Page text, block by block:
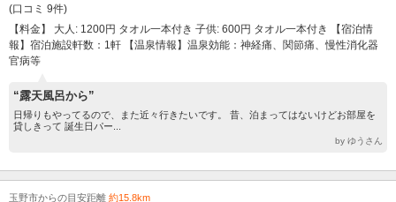
(口コミ 9件)
【料金】 大人: 1200円 タオル一本付き 子供: 600円 タオル一本付き 【宿泊情
報】宿泊施設軒数：1軒 【温泉情報】温泉効能：神経痛、関節痛、慢性消化器
官病等
“露天風呂から”
日帰りもやってるので、また近々行きたいです。 昔、泊まってはないけどお部屋を
貸しきって 誕生日パー...
by ゆうさん
玉野市からの目安距離 約15.8km